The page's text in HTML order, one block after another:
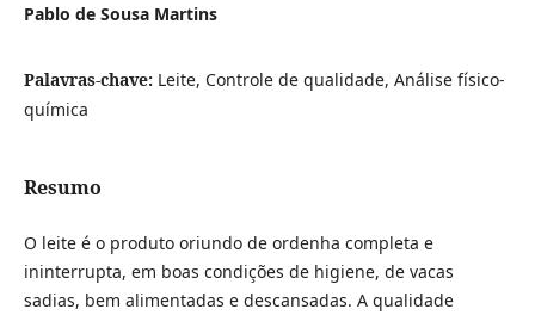
Pablo de Sousa Martins
Palavras-chave: Leite, Controle de qualidade, Análise físico-
química
Resumo
O leite é o produto oriundo de ordenha completa e
ininterrupta, em boas condições de higiene, de vacas
sadias, bem alimentadas e descansadas. A qualidade